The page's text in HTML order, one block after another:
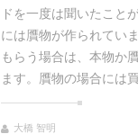
ドを一度は聞いたこと
には贋物が作られてい
もらう場合は、本物か
ます。贋物の場合には
大橋 智明